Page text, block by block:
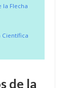
la Flecha
Científica
de la